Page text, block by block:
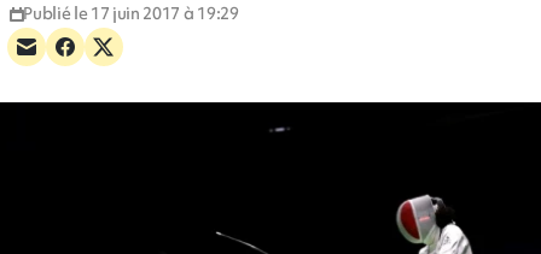
Publié le 17 juin 2017 à 19:29